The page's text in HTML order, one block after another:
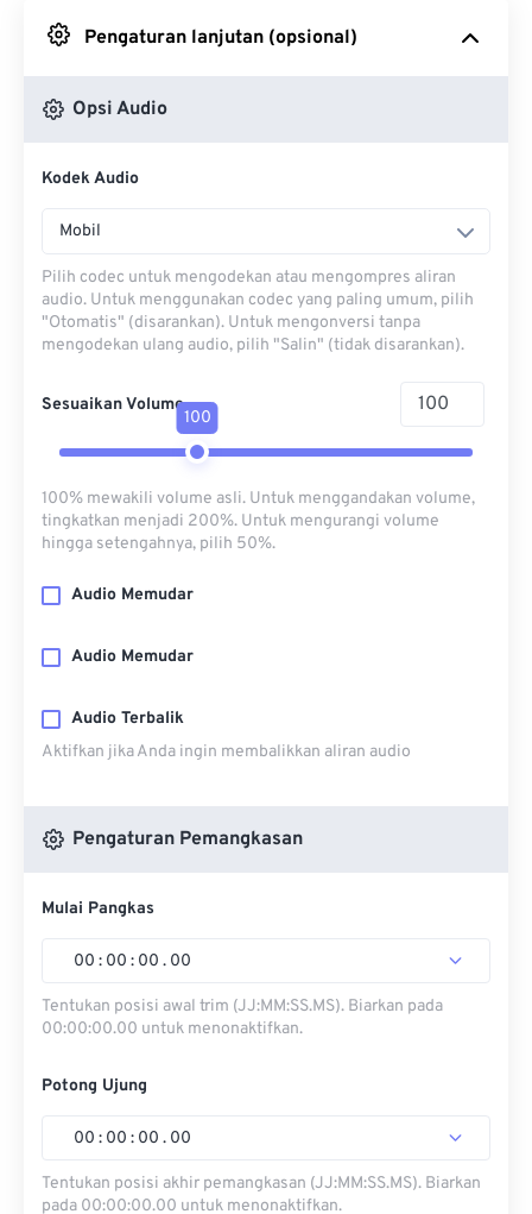
Pengaturan lanjutan (opsional)
Opsi Audio
Kodek Audio
Mobil
Pilih codec untuk mengodekan atau mengompres aliran
audio. Untuk menggunakan codec yang paling umum, pilih
"Otomatis" (disarankan). Untuk mengonversi tanpa
mengodekan ulang audio, pilih "Salin" (tidak disarankan).
Sesuaikan Volume
100
100% mewakili volume asli. Untuk menggandakan volume,
tingkatkan menjadi 200%. Untuk mengurangi volume
hingga setengahnya, pilih 50%.
Audio Memudar
Audio Memudar
Audio Terbalik
Aktifkan jika Anda ingin membalikkan aliran audio
Pengaturan Pemangkasan
Mulai Pangkas
00 : 00 : 00 . 00
Tentukan posisi awal trim (JJ:MM:SS.MS). Biarkan pada
00:00:00.00 untuk menonaktifkan.
Potong Ujung
00 : 00 : 00 . 00
Tentukan posisi akhir pemangkasan (JJ:MM:SS.MS). Biarkan
pada 00:00:00.00 untuk menonaktifkan.